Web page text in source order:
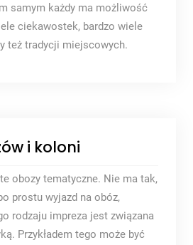
samym każdy ma możliwość
ciekawostek, bardzo wiele
też tradycji miejscowych.
i koloni
obozy tematyczne. Nie ma tak,
prostu wyjazd na obóz,
rodzaju impreza jest związana
Przykładem tego może być